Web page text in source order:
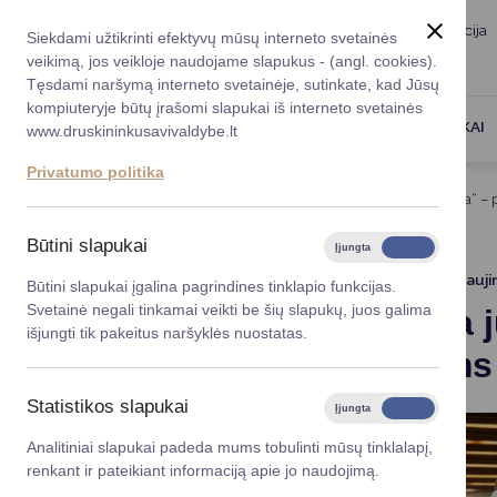
Siekdami užtikrinti efektyvų mūsų interneto svetainės
veikimą, jos veikloje naudojame slapukus - (angl. cookies).
Tęsdami naršymą interneto svetainėje, sutinkate, kad Jūsų
kompiuteryje būtų įrašomi slapukai iš interneto svetainės
www.druskininkusavivaldybe.lt
Privatumo politika
Būtini slapukai Įjungta
Būtini slapukai įgalina pagrindines tinklapio funkcijas.
Svetainė negali tinkamai veikti be šių slapukų, juos galima
išjungti tik pakeitus naršyklės nuostatas.
Statistikos slapukai Įjungta
Analitiniai slapukai padeda mums tobulinti mūsų tinklalapį,
renkant ir pateikiant informaciją apie jo naudojimą.
Taryba Meras
Registruokitės
Vicemerai
Mero patarėja
Administracija
Savivaldybės
Planavimo
Korupcijos
Viešieji
Lygios
Savivaldybės
Finansų
Karjera DUK
DRUSKININKAI
Startuoja judumo „biblioteka“
2025-06-25
Startuoja